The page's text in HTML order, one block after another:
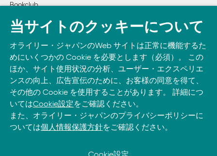
        2.9　ハッシュ
        2.10　型グロブとファイルハンドル
        2.11　入力演算子
3章　単項演算子と二項演算子
        3.1　項とリスト演算子（左側）
        3.2　矢印演算子
3.3　オートインクリメント演算子とオートデクリメ
        3.4　指数演算子
        3.5　記号の単項演算子
        3.6　パターン結合演算子
        3.7　乗法演算子
        3.9　シフト演算子
Bookclub
書籍注文
Take O’Reilly with you and learn anywhere, anytime on your
phone
and tablet.
当サイトのクッキーについて
オライリー・ジャパンのWeb サイトは正常に機能するた
めにいくつかの Cookie を必要とします（必須）。 この
ほか、サイト使用状況の分析、ユーザー・エクスペリエ
ンスの向上、広告宣伝のために、お客様の同意を得て、
その他の Cookie を使用することがあります。 詳細につ
いてはCookie設定をご確認ください。
また、オライリー・ジャパンのプライバシーポリシーに
ついては個人情報保護方針をご確認ください。